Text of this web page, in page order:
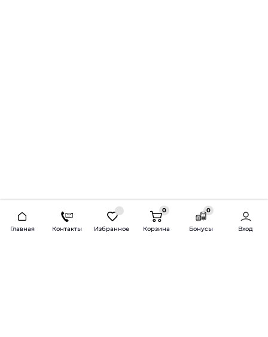
Главная Контакты Избранное
0
Корзина
0
Бонусы Вход
2026 © Продажа и установка автозвука.
Доставка по всей России и СНГ